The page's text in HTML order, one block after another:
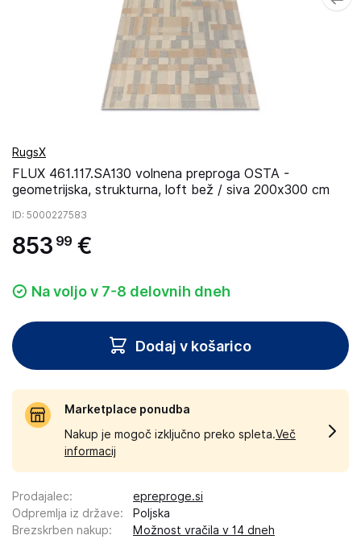
RugsX
FLUX 461.117.SA130 volnena preproga OSTA -
geometrijska, strukturna, loft bež / siva 200x300 cm
ID: 5000227583
853 99 €
Na voljo v 7-8 delovnih dneh
Dodaj v košarico
Marketplace ponudba
Nakup je mogoč izključno preko spleta.Več
informacij
Prodajalec:
epreproge.si
Odpremlja iz države:
Poljska
Brezskrben nakup: Možnost vračila v 14 dneh